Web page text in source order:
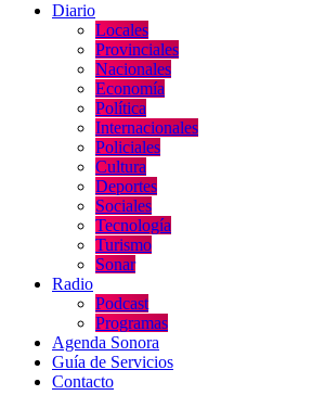
Diario
Locales
Provinciales
Nacionales
Economía
Política
Internacionales
Policiales
Cultura
Deportes
Sociales
Tecnología
Turismo
Sonar
Radio
Podcast
Programas
Agenda Sonora
Guía de Servicios
Contacto